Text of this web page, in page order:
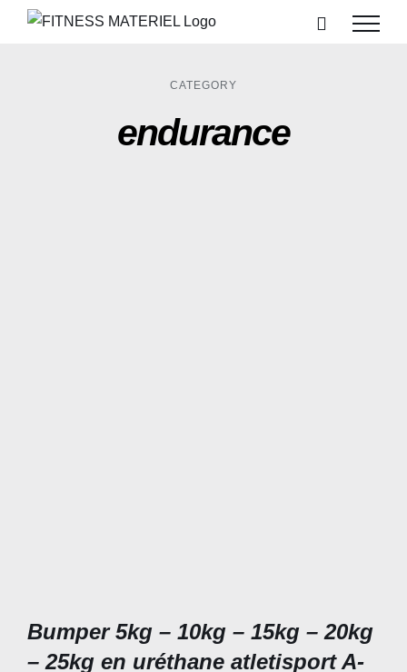
Passer
CATEGORY
endurance
Bumper 5kg – 10kg – 15kg – 20kg
– 25kg en uréthane atletisport A-